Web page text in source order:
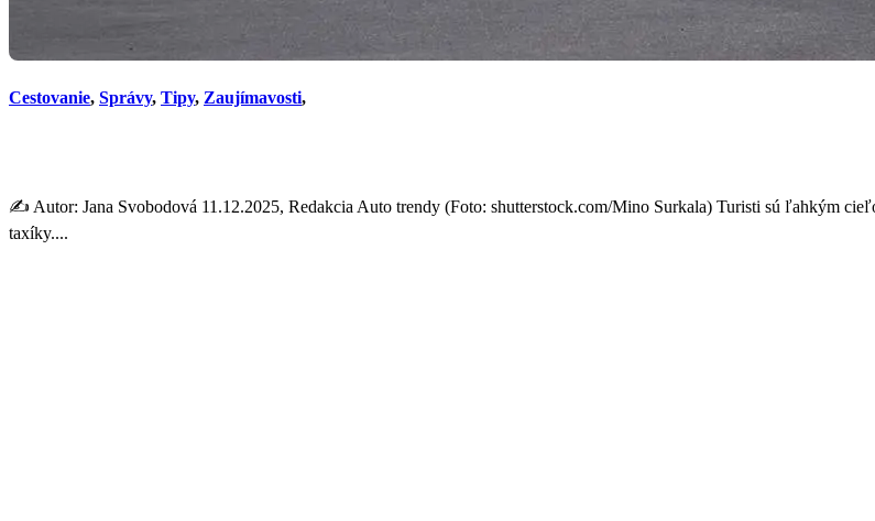
Cestovanie, Správy, Tipy, Zaujímavosti,
✍️ Autor: Jana Svobodová 11.12.2025, Redakcia Auto trendy (Foto: shutterstock.com/Mino Surkala) Turisti sú ľahkým
taxíky....